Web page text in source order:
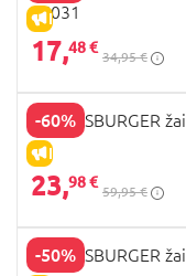
IŠPARDAVIMAS
26031
17,48 €
34,95 €
-60%
IŠPARDAVIMAS
RAVENSBURGER
23,98 €
59,95 €
-50%
RAVENSBURGER